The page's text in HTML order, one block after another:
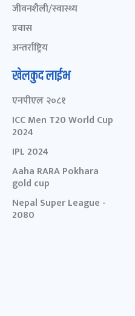
जीवनशैली/स्वास्थ्य
प्रवास
अन्तर्राष्ट्रिय
खेलकुद लाईभ
एनपीएल २०८१
ICC Men T20 World Cup
2024
IPL 2024
Aaha RARA Pokhara
gold cup
Nepal Super League -
2080